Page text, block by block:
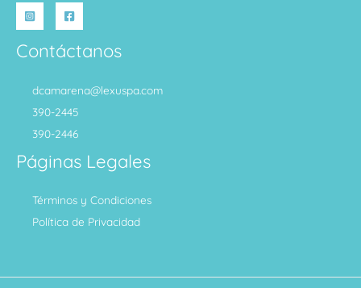
Contáctanos
dcamarena@lexuspa.com
390-2445
390-2446
Páginas Legales
Términos y Condiciones
Política de Privacidad